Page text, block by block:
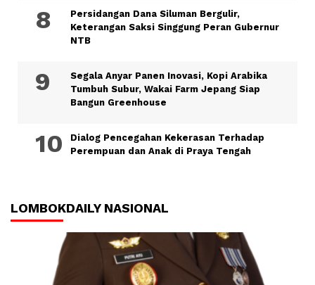
Persidangan Dana Siluman Bergulir,
Keterangan Saksi Singgung Peran Gubernur
NTB
Segala Anyar Panen Inovasi, Kopi Arabika
Tumbuh Subur, Wakai Farm Jepang Siap
Bangun Greenhouse
Dialog Pencegahan Kekerasan Terhadap
Perempuan dan Anak di Praya Tengah
LOMBOKDAILY NASIONAL